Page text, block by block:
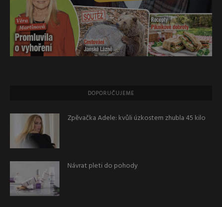
DOPORUČUJEME
Zpěvačka Adele: kvůli úzkostem zhubla 45 kilo
Návrat pleti do pohody